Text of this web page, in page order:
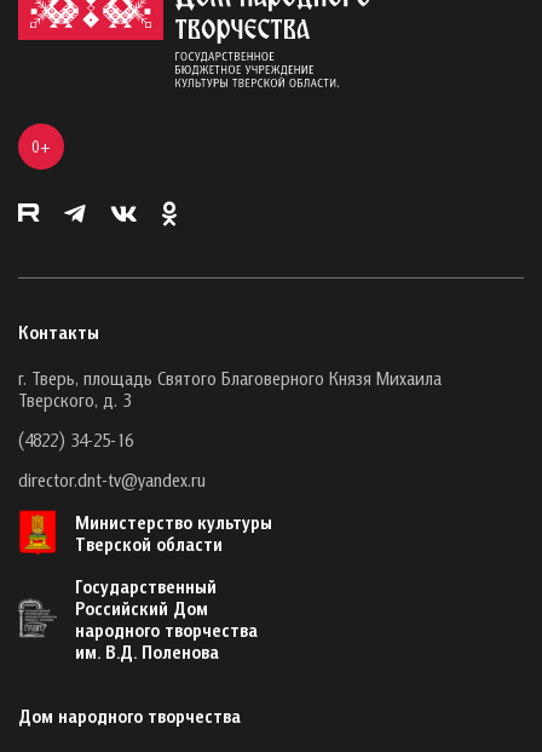
0+
Контакты
г. Тверь, площадь Святого Благоверного Князя Михаила
Тверского, д. 3
(4822) 34-25-16
director.dnt-tv@yandex.ru
Министерство культуры
Тверской области
Государственный
Российский Дом
народного творчества
им. В.Д. Поленова
Дом народного творчества